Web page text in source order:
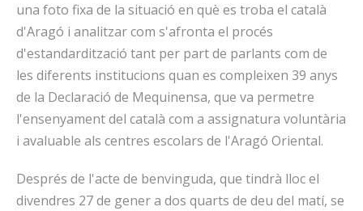
una foto fixa de la situació en què es troba el català
d'Aragó i analitzar com s'afronta el procés
d'estandardització tant per part de parlants com de
les diferents institucions quan es compleixen 39 anys
de la Declaració de Mequinensa, que va permetre
l'ensenyament del català com a assignatura voluntària
i avaluable als centres escolars de l'Aragó Oriental.
Després de l'acte de benvinguda, que tindrà lloc el
divendres 27 de gener a dos quarts de deu del matí, se